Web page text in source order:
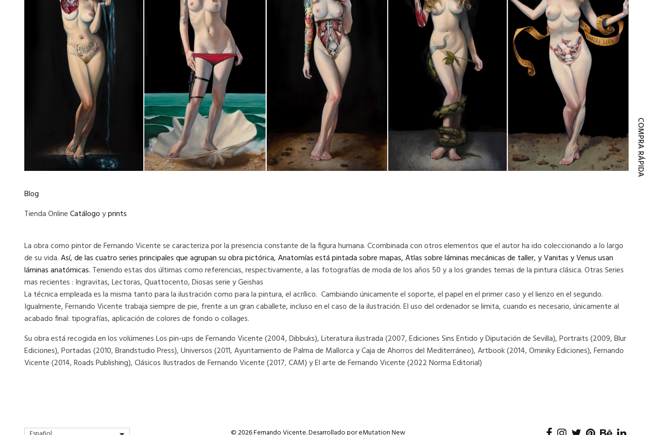
Blog
Tienda OnlineCatálogoyprints
La obra como pintor de Fernando Vicente se caracteriza por la presencia constante de la figura humana. Ccombinada con otros elementos que el autor ha ido coleccionando a lo largo
de su vida.Así, de las cuatro series principales que agrupan su obra pictórica, Anatomías está pintada sobre mapas, Atlas sobre láminas mecánicas de taller, y Vanitas y Venus usan
láminas anatómicas. Teniendo estas dos últimas como referencias, respectivamente, a las fotografías de moda de los años 50 y a los grandes temas de la pintura clásica. Otras Series
mas recientes : Ingravitas, Lectoras, Quattocento, Diosas serie y Geishas
La técnica empleada es la misma tanto para la ilustración como para la pintura, el acrílico. Cambiando únicamente el soporte, el papel en el primer caso y el lienzo en el segundo.
Igualmente, Fernando Vicente trabaja siempre de pie, frente a un gran caballete, incluso en el caso de la ilustración. El uso del ordenador se limita, cuando es necesario, únicamente al
acabado final: tipografías, aplicación de colores de fondo o collages.
Su obra está recogida en los volúmenes Los pin-ups de Fernando Vicente (2004, Dibbuks), Literatura ilustrada (2007, Ediciones Sins Entido y Diputación de Sevilla), Portraits (2009, Blur
Ediciones), Portadas (2010, Brandstudio Press), Universos (2011, Ayuntamiento de Palma de Mallorca y Caja de Ahorros del Mediterráneo), Artbook (2014, Ominiky Ediciones), Fernando
Vicente (2014, Roads Publishing), Clásicos Ilustrados de Fernando Vicente (2017, CAM) y El arte de Fernando Vicente (2022 Norma Editorial)
COMPRA RÁPIDA